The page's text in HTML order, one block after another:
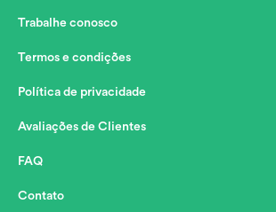
Trabalhe conosco
Termos e condições
Política de privacidade
Avaliações de Clientes
FAQ
Contato